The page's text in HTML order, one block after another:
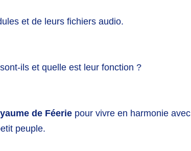
et de leurs fichiers audio.
ils et quelle est leur fonction ?
de Féerie pour vivre en harmonie avec
peuple.